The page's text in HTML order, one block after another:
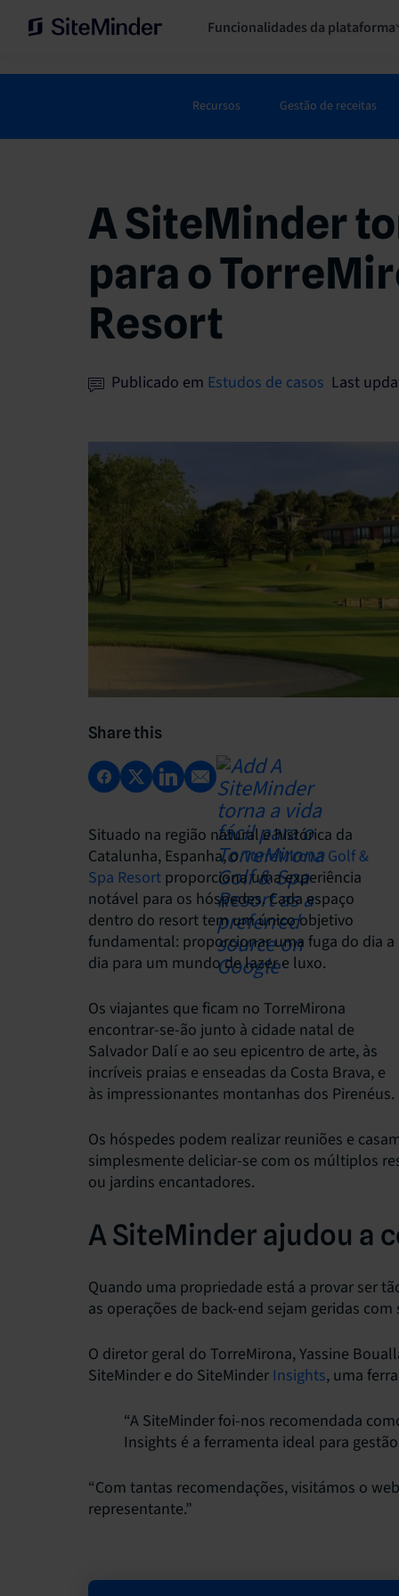
Funcionalidades da plataforma
Recursos Gestão de receitas
A SiteMinder
para o
Resort
Publicado em Estudos de casos Last
Share this
Situado na região natural e histórica da
Catalunha, Espanha, oTorreMirona Golf &
Spa Resort proporciona uma experiência
notável para os hóspedes. Cada espaço
dentro do resort tem um único objetivo
fundamental: proporcionar uma fuga do dia a
dia para um mundo de lazer e luxo.
Os viajantes que ficam no TorreMirona
encontrar-se-ão junto à cidade natal de
Salvador Dalí e ao seu epicentro de arte, às
incríveis praias e enseadas da Costa Brava, e
às impressionantes montanhas dos Pirenéus.
Os hóspedes podem realizar reuniões e
simplesmente deliciar-se com os múltiplos
ou jardins encantadores.
A SiteMinder ajudou a
Quando uma propriedade está a provar ser
as operações de back-end sejam geridas com
O diretor geral do TorreMirona, Yassine
SiteMinder e do SiteMinder Insights, uma
“A SiteMinder foi-nos recomendada
Insights é a ferramenta ideal para
“Com tantas recomendações, visitámos o
representante.”